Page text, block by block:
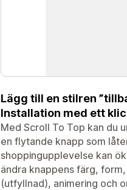
Lägg till en stilren
Installation med ett
Med Scroll To Top kan du
en flytande knapp som
shoppingupplevelse kan
ändra knappens färg,
(utfyllnad), animering och